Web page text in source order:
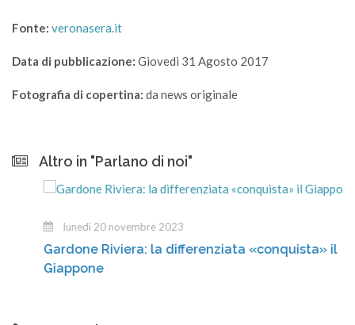
Fonte: veronasera.it
Data di pubblicazione: Giovedi 31 Agosto 2017
Fotografia di copertina: da news originale
Altro in "Parlano di noi"
lunedì 20 novembre 2023
Gardone Riviera: la differenziata «conquista» il
Giappone